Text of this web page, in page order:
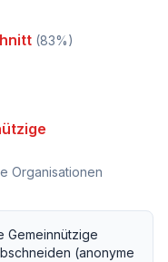
(83%)
Organisationen
Gemeinnützige
(anonyme